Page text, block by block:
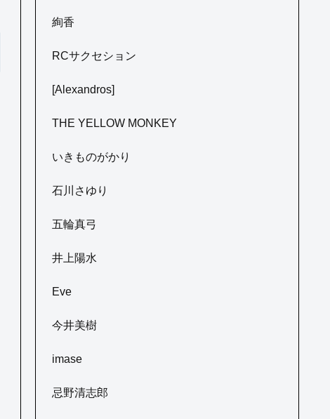
絢香
RCサクセション
[Alexandros]
THE YELLOW MONKEY
いきものがかり
石川さゆり
五輪真弓
井上陽水
Eve
今井美樹
imase
忌野清志郎